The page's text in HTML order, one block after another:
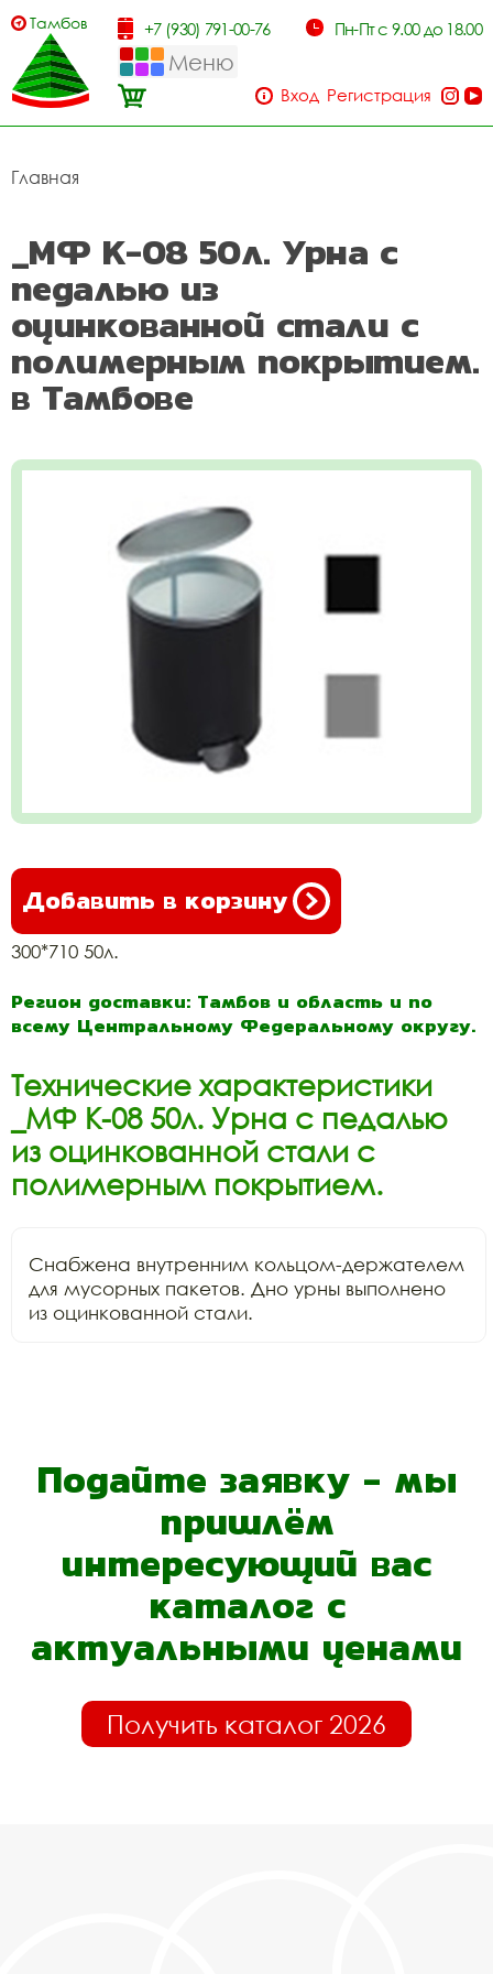
Тамбов +7 (930) 791-00-76 Пн-Пт с 9.00 до 18.00
Меню
Вход Регистрация
Главная
_МФ К-08 50л. Урна с
педалью из
оцинкованной стали с
полимерным покрытием.
в Тамбове
Добавить в корзину
300*710 50л.
Регион доставки: Тамбов и область и по
всему Центральному Федеральному округу.
Технические характеристики
_МФ К-08 50л. Урна с педалью
из оцинкованной стали с
полимерным покрытием.
Снабжена внутренним кольцом-держателем
для мусорных пакетов. Дно урны выполнено
из оцинкованной стали.
Подайте заявку - мы
пришлём
интересующий вас
каталог с
актуальными ценами
Получить каталог 2026